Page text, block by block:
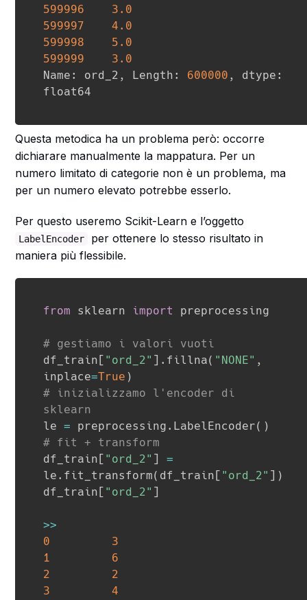
599996
3.0
599997
4.0
599998
5.0
599999
3.0
Name : ord_2 , Length : 600000 , dtype :
Questa metodica ha un problema però: occorre
dichiarare manualmente la mappatura. Per un
numero limitato di categorie non è un problema, ma
per un numero elevato potrebbe esserlo.
Per questo useremo Scikit-Learn e l’oggetto
LabelEncoder
per ottenere lo stesso risultato in
maniera più flessibile.
from sklearn import preprocessing
# gestiamo i valori vuoti
df_train [ "ord_2" ] . fillna( "NONE" ,
inplace=True )
# inizializzamo l'encoder di
sklearn
le = preprocessing . LabelEncoder( )
# fit + transform
df_train [ "ord_2" ]
=
le . fit_transform( df_train [ "ord_2" ] )
df_train [ "ord_2" ]
>>
0
3
1
6
2
2
3
4